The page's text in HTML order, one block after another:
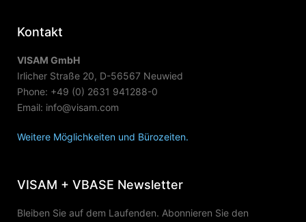
Kontakt
VISAM GmbH
Irlicher Straße 20, D-56567 Neuwied
Phone: +49 (0) 2631 941288-0
Email: info@visam.com
Weitere Möglichkeiten und Bürozeiten.
VISAM + VBASE Newsletter
Bleiben Sie auf dem Laufenden. Abonnieren Sie den